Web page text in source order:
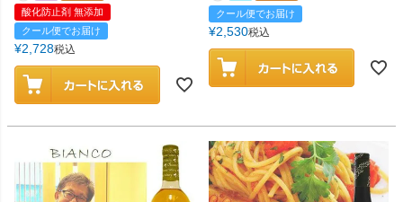
酸化防止剤 無添加
クール便でお届け
¥2,728税込
クール便でお届け
¥2,530税込